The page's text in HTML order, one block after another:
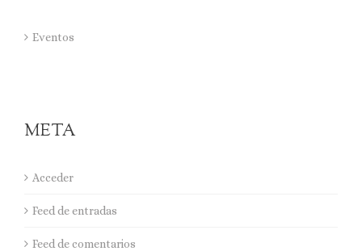
Eventos
META
Acceder
Feed de entradas
Feed de comentarios